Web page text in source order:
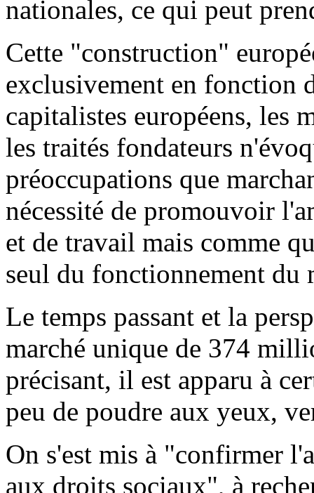
nationales, ce qui peut
Cette "construction"
exclusivement en fonction
capitalistes européens, les
les traités fondateurs
préoccupations que
nécessité de promouvoir
et de travail mais comme
seul du fonctionnement du
Le temps passant et la
marché unique de 374
précisant, il est apparu à
peu de poudre aux yeux,
On s'est mis à "confirmer
aux droits sociaux", à